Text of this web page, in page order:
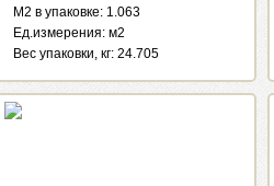
М2 в упаковке: 1.063
Ед.измерения: м2
Веc упаковки, кг: 24.705